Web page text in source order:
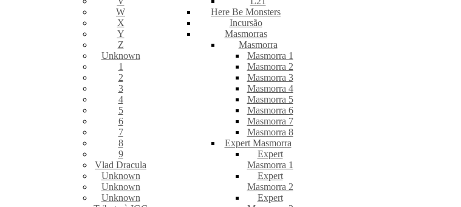
W
X
Y
Z
Unknown
1
2
3
4
5
6
7
8
9
Vlad Dracula
Unknown
Unknown
Unknown
Here Be Monsters
Incursão
Masmorras
Masmorra
Masmorra 1
Masmorra 2
Masmorra 3
Masmorra 4
Masmorra 5
Masmorra 6
Masmorra 7
Masmorra 8
Expert Masmorra
Expert
Masmorra 1
Expert
Masmorra 2
Expert